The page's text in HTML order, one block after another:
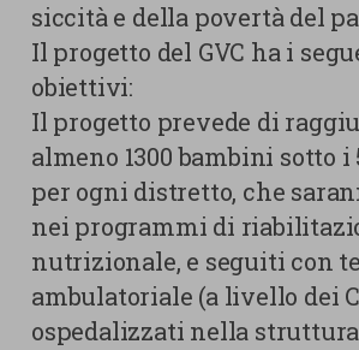
siccità e della povertà del
Il progetto del GVC ha i
obiettivi:
Il progetto prevede di
almeno 1300 bambini sotto
per ogni distretto, che
nei programmi di
nutrizionale, e seguiti con
ambulatoriale (a livello dei
ospedalizzati nella